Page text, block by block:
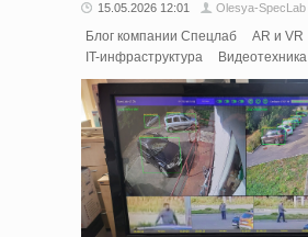
15.05.2026 12:01 Olesya-SpecLab
Блог компании Спецлаб AR и VR
IT-инфраструктура
Видеотехника